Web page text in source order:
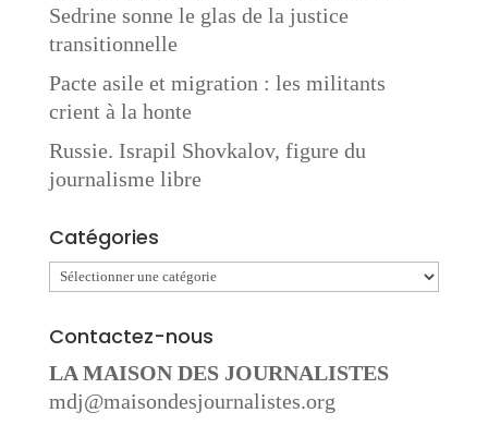
Sedrine sonne le glas de la justice
transitionnelle
Pacte asile et migration : les militants
crient à la honte
Russie. Israpil Shovkalov, figure du
journalisme libre
Catégories
Catégories
Contactez-nous
LA MAISON DES JOURNALISTES
mdj@maisondesjournalistes.org